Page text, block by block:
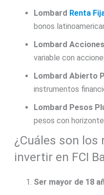
Lombard Renta
bonos
Lombard
variable con
Lombard Abierto
instrumentos
Lombard Pesos
pesos con
¿Cuáles son
invertir en FCI
Ser mayor de 18